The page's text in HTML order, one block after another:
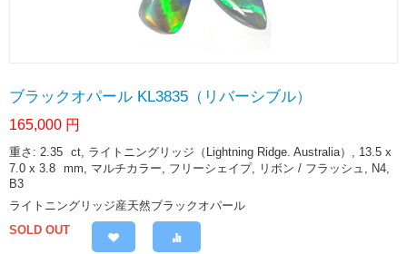
ブラックオパール KL3835（リバーシブル）
165,000 円
重さ: 2.35 ct, ライトニングリッジ（Lightning Ridge. Australia）, 13.5 x
7.0 x 3.8 mm, マルチカラー, フリーシェイプ, リボン / フラッシュ, N4,
B3
ライトニングリッジ産天然ブラックオパール
SOLD OUT